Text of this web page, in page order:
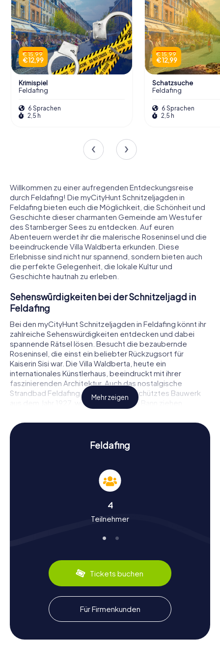
€ 15,99
€ 12,99
Krimispiel
Feldafing
6 Sprachen
2,5 h
€ 15,99
€ 12,99
Schatzsuche
Feldafing
6 Sprachen
2,5 h
Willkommen zu einer aufregenden Entdeckungsreise
durch Feldafing! Die myCityHunt Schnitzeljagden in
Feldafing bieten euch die Möglichkeit, die Schönheit und
Geschichte dieser charmanten Gemeinde am Westufer
des Starnberger Sees zu entdecken. Auf euren
Abenteuern werdet ihr die malerische Roseninsel und die
beeindruckende Villa Waldberta erkunden. Diese
Erlebnisse sind nicht nur spannend, sondern bieten auch
die perfekte Gelegenheit, die lokale Kultur und
Geschichte hautnah zu erleben.
Sehenswürdigkeiten bei der Schnitzeljagd in
Feldafing
Bei den myCityHunt Schnitzeljagden in Feldafing könnt ihr
zahlreiche Sehenswürdigkeiten entdecken und dabei
spannende Rätsel lösen. Besucht die bezaubernde
Roseninsel, die einst ein beliebter Rückzugsort für
Kaiserin Sisi war. Die Villa Waldberta, heute ein
internationales Künstlerhaus, beeindruckt mit ihrer
faszinierenden Architektur. Auch das nostalgische
Strandbad Feldafing, ein denkmalgeschütztes Bauwerk
aus dem Jahr 1927, wird euch in seinen Bann ziehen.
jeder Station mit neuen Herausforderungen konfrontiert,
die euch tiefer in die Geschichte und Kultur der Stadt
Die myCityHunt Schnitzeljagden in Feldafing sind nicht nur
die Vergangenheit. Feldafing hat eine bewegte
Geschichte, die bis ins Jahr 1116 zurückreicht. Der Ort
Kaiserin Elisabeth, die beide enge Verbindungen zur
Feldafing während des Zweiten Weltkriegs eine
Eliteschule der NSDAP beherbergte? Heute erinnert ein
Denkmal auf dem Jüdischen Friedhof an die Opfer dieser
Zeit. Neben der Geschichte bietet Feldafing auch
kulinarische Spezialitäten, die ihr entdecken könnt.
Probiert lokale Köstlichkeiten in einem der gemütlichen
Cafés oder Restaurants der Stadt.
Nach der Schnitzeljagd in Feldafing die
Mehr zeigen
Feldafing
4
Teilnehmer
Tickets buchen
Für Firmenkunden